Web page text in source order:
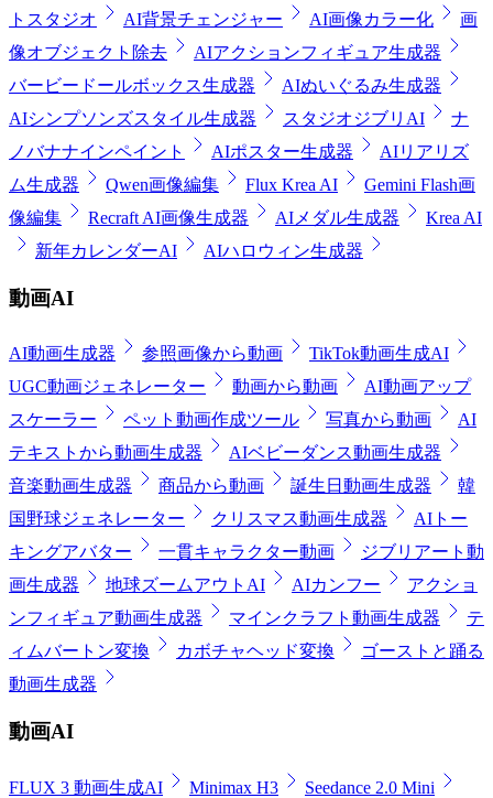
トスタジオ
AI背景チェンジャー AI画像カラー化
画
像オブジェクト除去
AIアクションフィギュア生成器
バービードールボックス生成器
AIぬいぐるみ生成器
AIシンプソンズスタイル生成器
スタジオジブリAI
ナ
ノバナナインペイント
AIポスター生成器
AIリアリズ
ム生成器
Qwen画像編集 Flux Krea AI
Gemini Flash画
像編集
Recraft AI画像生成器 AIメダル生成器
Krea AI
新年カレンダーAI
AIハロウィン生成器
動画AI
AI動画生成器 参照画像から動画
TikTok動画生成AI
UGC動画ジェネレーター
動画から動画
AI動画アップ
スケーラー
ペット動画作成ツール 写真から動画
AI
テキストから動画生成器
AIベビーダンス動画生成器
音楽動画生成器
商品から動画 誕生日動画生成器
韓
国野球ジェネレーター
クリスマス動画生成器
AIトー
キングアバター
一貫キャラクター動画
ジブリアート動
画生成器
地球ズームアウトAI AIカンフー
アクショ
ンフィギュア動画生成器
マインクラフト動画生成器
テ
ィムバートン変換
カボチャヘッド変換
ゴーストと踊る
動画生成器
動画AI
FLUX 3 動画生成AI Minimax H3
Seedance 2.0 Mini